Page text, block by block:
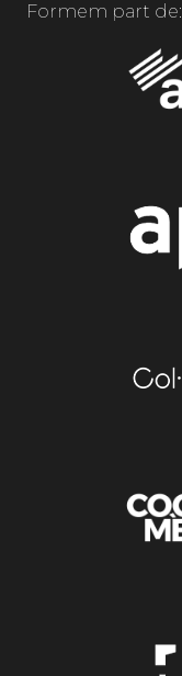
Formem part de: